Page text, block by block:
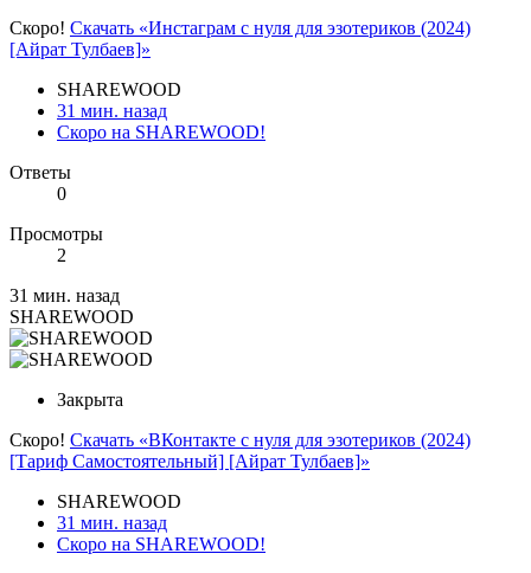
Скоро! Скачать «Инстаграм с нуля для эзотериков (2024)
[Айрат Тулбаев]»
SHAREWOOD
31 мин. назад
Скоро на SHAREWOOD!
Ответы
0
Просмотры
2
31 мин. назад
SHAREWOOD
Закрыта
Скоро! Скачать «ВКонтакте с нуля для эзотериков (2024)
[Тариф Самостоятельный] [Айрат Тулбаев]»
SHAREWOOD
31 мин. назад
Скоро на SHAREWOOD!